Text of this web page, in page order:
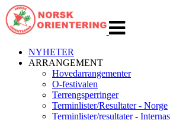
navigasjon
NYHETER
ARRANGEMENT
Hovedarrangementer
O-festivalen
Terrengsperringer
Terminlister/Resultater - Norge
Terminlister/resultater -